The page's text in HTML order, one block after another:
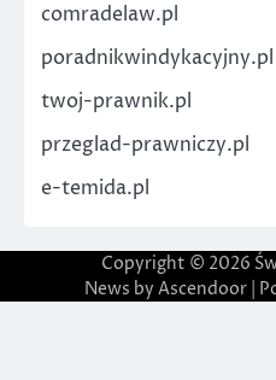
comradelaw.pl
poradnikwindykacyjny.pl
twoj-prawnik.pl
przeglad-prawniczy.pl
e-temida.pl
Copyright © 2026
News by Ascendoor|